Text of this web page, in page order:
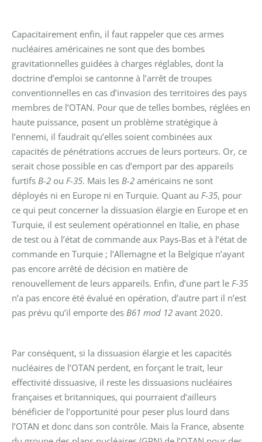
Capacitairement enfin, il faut rappeler que ces armes
nucléaires américaines ne sont que des bombes
gravitationnelles guidées à charges réglables, dont la
doctrine d’emploi se cantonne à l’arrêt de troupes
conventionnelles en cas d’invasion des territoires des pays
membres de l’OTAN. Pour que de telles bombes, réglées en
haute puissance, posent un problème stratégique à
l’ennemi, il faudrait qu’elles soient combinées aux
capacités de pénétrations accrues de leurs porteurs. Or, ce
serait chose possible en cas d’emport par des appareils
furtifs B-2 ou F-35. Mais les B-2 américains ne sont
déployés ni en Europe ni en Turquie. Quant au F-35, pour
ce qui peut concerner la dissuasion élargie en Europe et en
Turquie, il est seulement opérationnel en Italie, en phase
de test ou à l’état de commande aux Pays-Bas et à l’état de
commande en Turquie ; l’Allemagne et la Belgique n’ayant
pas encore arrêté de décision en matière de
renouvellement de leurs appareils. Enfin, d’une part le F-35
n’a pas encore été évalué en opération, d’autre part il n’est
pas prévu qu’il emporte des B61 mod 12 avant 2020.
Par conséquent, si la dissuasion élargie et les capacités
nucléaires de l’OTAN perdent, en forçant le trait, leur
effectivité dissuasive, il reste les dissuasions nucléaires
françaises et britanniques, qui pourraient d’ailleurs
bénéficier de l’opportunité pour peser plus lourd dans
l’OTAN et donc dans son contrôle. Mais la France, absente